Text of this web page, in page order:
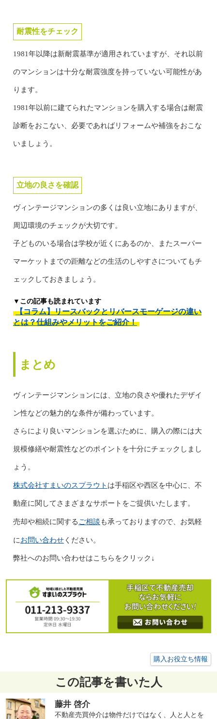
耐震性をチェック
1981年以降は新耐震基準が適用されていますが、それ以前
のマンションは十分な耐震強度を持っていない可能性があ
ります。
1981年以前に建てられたマンションを購入する場合は耐震
診断をおこない、必要であればリフォームや補強をおこな
いましょう。
立地の良さを確認
ヴィンテージマンションの多くは良い立地にありますが、
周辺環境のチェックが大切です。
子どものいる場合は学校が近くにあるのか、またスーパー
マーケットまでの距離などの生活のしやすさについてもチ
ェックしておきましょう。
▼この記事も読まれています
【コラム】リースバックとリバースモーゲージの違い
とは？仕組みやメリットをご紹介！
まとめ
ヴィンテージマンションには、立地の良さや優れたデザイ
ン性などの魅力的な条件が備わっています。
さらにより良いマンションを選ぶために、購入の際には大
規模修繕や耐震性などのポイントを十分にチェックしまし
ょう。
株式会社すまいのスプラウト は手稲区や西区を中心に、不
動産に関してさまざまなサポートをご提供いたします。
売却や相続に関する ご相談 も承っておりますので、お気軽
にお問い合わせください。
弊社へのお問い合わせはこちらをクリック↓
購入お役立ち情報
この記事を書いた人
藤井 啓介
不動産売買仲介は物件だけではなく、人と人とを